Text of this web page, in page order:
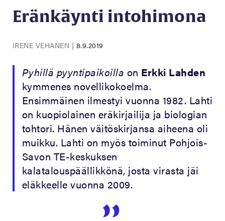
Eränkäynti intohimona
IRENE VEHANEN | 8.9.2019
Pyhillä pyyntipaikoilla on Erkki Lahden
kymmenes novellikokoelma.
Ensimmäinen ilmestyi vuonna 1982. Lahti
on kuopiolainen eräkirjailija ja biologian
tohtori. Hänen väitöskirjansa aiheena oli
muikku. Lahti on myös toiminut Pohjois-
Savon TE-keskuksen
kalatalouspäällikkönä, josta virasta jäi
eläkkeelle vuonna 2009.